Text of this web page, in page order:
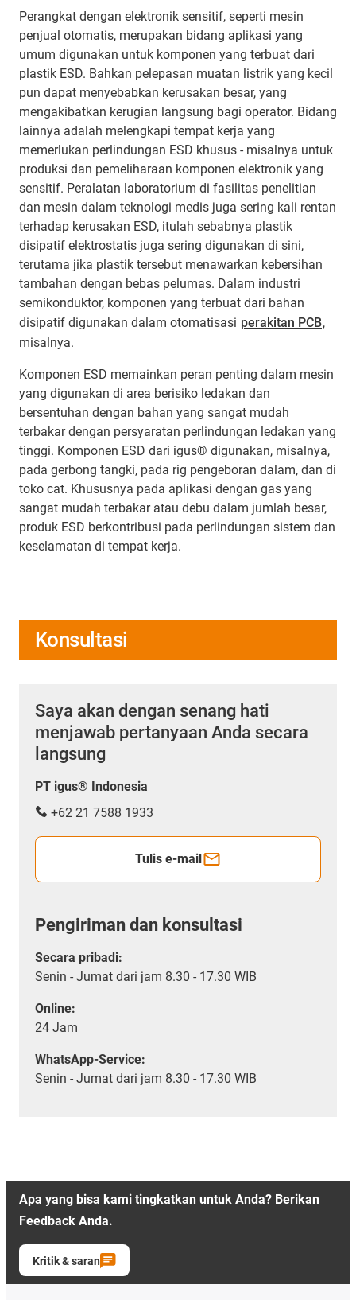
Perangkat dengan elektronik sensitif, seperti mesin
penjual otomatis, merupakan bidang aplikasi yang
umum digunakan untuk komponen yang terbuat dari
plastik ESD. Bahkan pelepasan muatan listrik yang kecil
pun dapat menyebabkan kerusakan besar, yang
mengakibatkan kerugian langsung bagi operator. Bidang
lainnya adalah melengkapi tempat kerja yang
memerlukan perlindungan ESD khusus - misalnya untuk
produksi dan pemeliharaan komponen elektronik yang
sensitif. Peralatan laboratorium di fasilitas penelitian
dan mesin dalam teknologi medis juga sering kali rentan
terhadap kerusakan ESD, itulah sebabnya plastik
disipatif elektrostatis juga sering digunakan di sini,
terutama jika plastik tersebut menawarkan kebersihan
tambahan dengan bebas pelumas. Dalam industri
semikonduktor, komponen yang terbuat dari bahan
disipatif digunakan dalam otomatisasi perakitan PCB,
misalnya.
Komponen ESD memainkan peran penting dalam mesin
yang digunakan di area berisiko ledakan dan
bersentuhan dengan bahan yang sangat mudah
terbakar dengan persyaratan perlindungan ledakan yang
tinggi. Komponen ESD dari igus® digunakan, misalnya,
pada gerbong tangki, pada rig pengeboran dalam, dan di
toko cat. Khususnya pada aplikasi dengan gas yang
sangat mudah terbakar atau debu dalam jumlah besar,
produk ESD berkontribusi pada perlindungan sistem dan
keselamatan di tempat kerja.
Konsultasi
Saya akan dengan senang hati
menjawab pertanyaan Anda secara
langsung
PT igus® Indonesia
+62 21 7588 1933
Tulis e-mail
Pengiriman dan konsultasi
Secara pribadi:
Senin - Jumat dari jam 8.30 - 17.30 WIB
Online:
24 Jam
WhatsApp-Service:
Senin - Jumat dari jam 8.30 - 17.30 WIB
Apa yang bisa kami tingkatkan untuk Anda? Berikan
Feedback Anda.
Kritik & saran